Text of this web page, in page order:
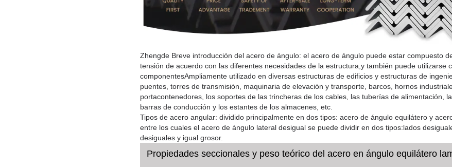
Zhengde Breve introducción del acero de ángulo: el acero de ángulo puede estar compuesto
tensión de acuerdo con las diferentes necesidades de la estructura,y también puede utilizarse
componentesAmpliamente utilizado en diversas estructuras de edificios y estructuras de
puentes, torres de transmisión, maquinaria de elevación y transporte, barcos, hornos
portacontenedores, los soportes de las trincheras de los cables, las tuberías de alimentación,
barras de conducción y los estantes de los almacenes, etc.
Tipos de acero angular: dividido principalmente en dos tipos: acero de ángulo equilátero y
entre los cuales el acero de ángulo lateral desigual se puede dividir en dos tipos:lados
desiguales y igual grosor.
Propiedades seccionales y peso teórico del acero en ángulo equilátero